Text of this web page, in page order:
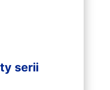
serii